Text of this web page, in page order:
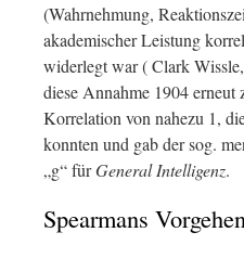
(Wahrnehmung,
akademischer Leistung
widerlegt war ( Clark
diese Annahme 1904 erneut
Korrelation von nahezu 1,
konnten und gab der sog.
„g“ fürGeneral Intelligenz.
Spearmans